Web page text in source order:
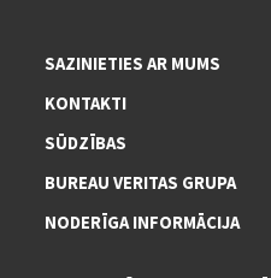
SAZINIETIES AR MUMS
KONTAKTI
SŪDZĪBAS
BUREAU VERITAS GRUPA
NODERĪGA INFORMĀCIJA